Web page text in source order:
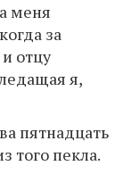
меня
за
отцу
я,
пятнадцать
того пекла.